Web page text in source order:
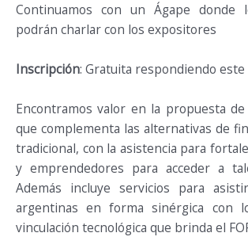
Continuamos con un Ágape donde
podrán charlar con los expositores
Inscripción: Gratuita respondiendo este
Encontramos valor en la propuesta de
que complementa las alternativas de
tradicional, con la asistencia para
y emprendedores para acceder a
Además incluye servicios para
argentinas en forma sinérgica con
vinculación tecnológica que brinda el